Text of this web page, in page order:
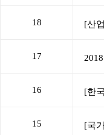
18
17
16
15